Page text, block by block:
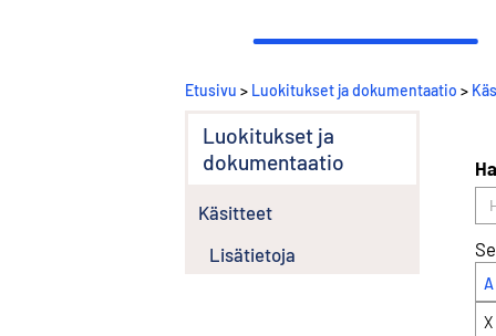
Etusivu > Luokitukset ja dokumentaatio >
Luokitukset ja
dokumentaatio
Käsitteet
Lisätietoja
A
X